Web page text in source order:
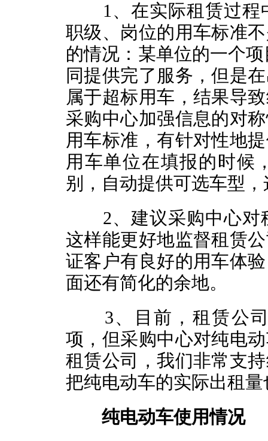
1、在实际租赁过程
职级、岗位的用车标准
的情况：某单位的一个
同提供完了服务，但是
属于超标用车，结果导
采购中心加强信息的对
用车标准，有针对性地
用车单位在填报的时候
别，自动提供可选车型
2、建议采购中心对
这样能更好地监督租赁
证客户有良好的用车体
面还有简化的余地。
3、目前，租赁公司
项，但采购中心对纯电
租赁公司，我们非常支
把纯电动车的实际出租
纯电动车使用情况